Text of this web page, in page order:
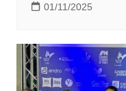
01/11/2025